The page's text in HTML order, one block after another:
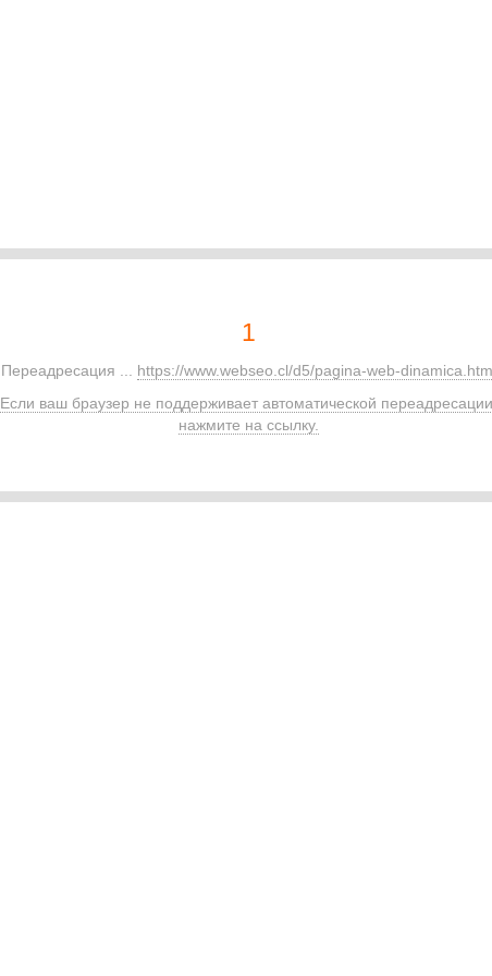
1
Переадресация ... https://www.webseo.cl/d5/pagina-web-
Если ваш браузер не поддерживает автоматической
нажмите на ссылку.